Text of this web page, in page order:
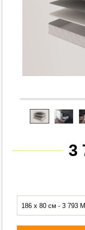
3
186 x 80 см - 3 793